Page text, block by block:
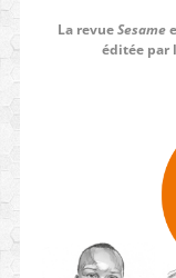
La revueSesame
éditée par